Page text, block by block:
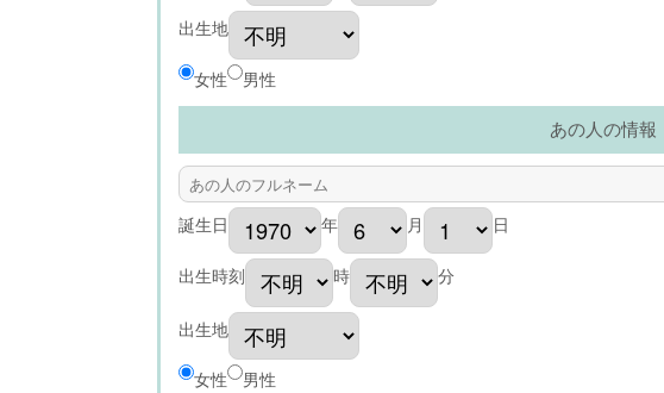
出生地
女性 男性
あの人の情報
誕生日 年 月 日
出生時刻 時 分
出生地
女性 男性